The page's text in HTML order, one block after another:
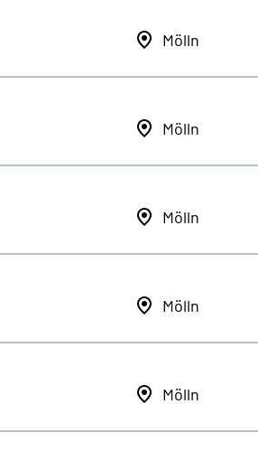
Mölln
Mölln
Mölln
Mölln
Mölln